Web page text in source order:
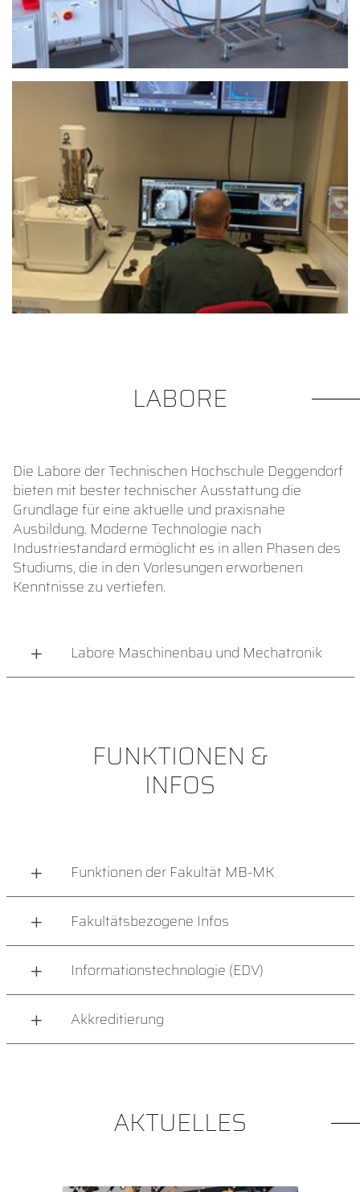
LABORE
Die Labore der Technischen Hochschule Deggendorf
bieten mit bester technischer Ausstattung die
Grundlage für eine aktuelle und praxisnahe
Ausbildung. Moderne Technologie nach
Industriestandard ermöglicht es in allen Phasen des
Studiums, die in den Vorlesungen erworbenen
Kenntnisse zu vertiefen.
Labore Maschinenbau und Mechatronik
FUNKTIONEN &
INFOS
Funktionen der Fakultät MB-MK
Fakultätsbezogene Infos
Informationstechnologie (EDV)
Akkreditierung
AKTUELLES